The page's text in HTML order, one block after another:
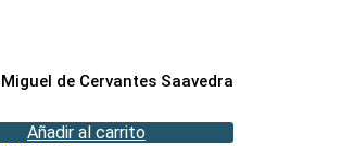
de Cervantes Saavedra
Añadir al carrito